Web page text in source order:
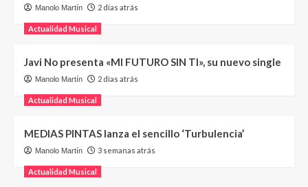
Manolo Martín 2 días atrás
Actualidad Musical
Javi No presenta «MI FUTURO SIN TI», su nuevo single
Manolo Martín 2 días atrás
Actualidad Musical
MEDIAS PINTAS lanza el sencillo ‘Turbulencia’
Manolo Martín 3 semanas atrás
Actualidad Musical